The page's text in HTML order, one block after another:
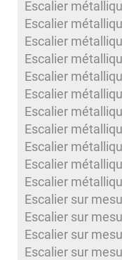
Escalier
Escalier
Escalier
Escalier
Escalier
Escalier
Escalier
Escalier
Escalier
Escalier
Escalier
Escalier sur
Escalier sur
Escalier sur
Escalier sur